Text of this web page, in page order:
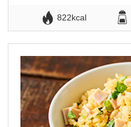
822kcal